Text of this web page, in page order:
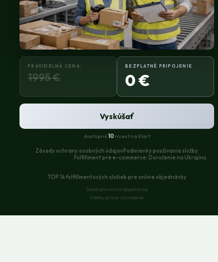
PRAVIDELNÁ CENA:
1995 €
BEZPLATNÉ PRIPOJENIE
0 €
Vyskúšať
dostupné10miest na štart
Zásady ochrany osobných údajovPodmienky používania služby
Fulfillment pre e-commerce: Doručenie na Ukrajinu
TOP 14 fulfillmentových služieb pre online objednávky
Sklad pre online objednávky
Všetky práva vyhradené